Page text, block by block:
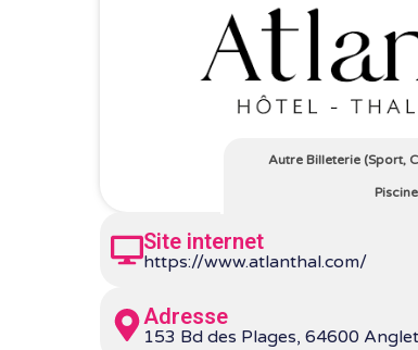
Autre Billeterie (Sport,
Piscine
Site internet
https://www.atlanthal.com/
Adresse
153 Bd des Plages, 64600 Anglet